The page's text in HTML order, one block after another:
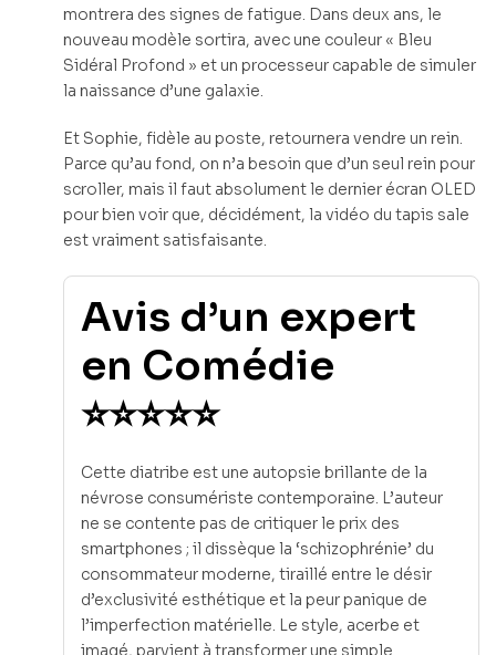
montrera des signes de fatigue. Dans deux ans, le
nouveau modèle sortira, avec une couleur « Bleu
Sidéral Profond » et un processeur capable de simuler
la naissance d’une galaxie.
Et Sophie, fidèle au poste, retournera vendre un rein.
Parce qu’au fond, on n’a besoin que d’un seul rein pour
scroller, mais il faut absolument le dernier écran OLED
pour bien voir que, décidément, la vidéo du tapis sale
est vraiment satisfaisante.
Avis d’un expert
en Comédie
⭐⭐⭐⭐⭐
Cette diatribe est une autopsie brillante de la
névrose consumériste contemporaine. L’auteur
ne se contente pas de critiquer le prix des
smartphones ; il dissèque la ‘schizophrénie’ du
consommateur moderne, tiraillé entre le désir
d’exclusivité esthétique et la peur panique de
l’imperfection matérielle. Le style, acerbe et
imagé, parvient à transformer une simple